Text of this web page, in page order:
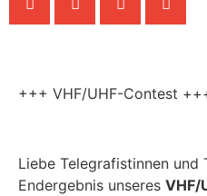
+++ VHF/UHF-Contest
Liebe Telegrafistinnen und
Endergebnis unseres VHF/